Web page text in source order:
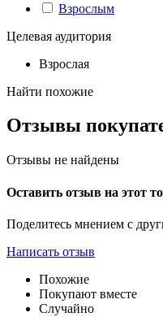
Взрослым
Целевая аудитория
Взрослая
Найти похожие
Отзывы
Отзывы не найдены
Оставить отзыв на этот
Поделитесь мнением с
Написать отзыв
Похожие
Покупают вместе
Случайно